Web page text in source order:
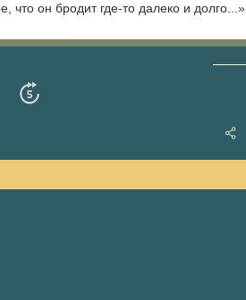
что он бродит где-то далеко и долго...»